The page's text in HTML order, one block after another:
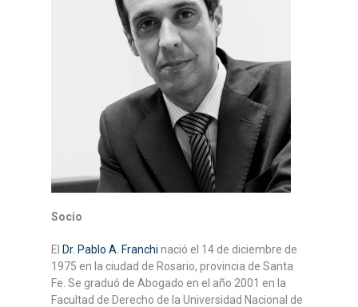
Socio
El Dr. Pablo A. Franchi nació el 14 de diciembre de
1975 en la ciudad de Rosario, provincia de Santa
Fe. Se graduó de Abogado en el año 2001 en la
Facultad de Derecho de la Universidad Nacional de